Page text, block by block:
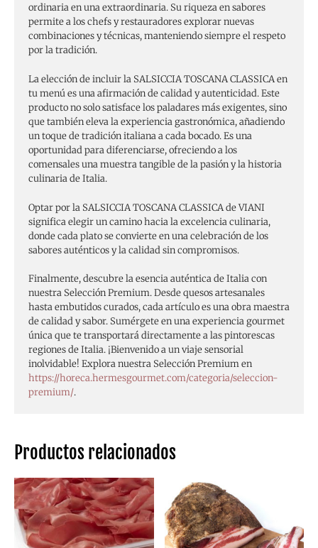
Productos relacionados
ordinaria en una extraordinaria. Su riqueza en sabores
permite a los chefs y restauradores explorar nuevas
combinaciones y técnicas, manteniendo siempre el respeto
por la tradición.
La elección de incluir la SALSICCIA TOSCANA CLASSICA en
tu menú es una afirmación de calidad y autenticidad. Este
producto no solo satisface los paladares más exigentes, sino
que también eleva la experiencia gastronómica, añadiendo
un toque de tradición italiana a cada bocado. Es una
oportunidad para diferenciarse, ofreciendo a los
comensales una muestra tangible de la pasión y la historia
culinaria de Italia.
Optar por la SALSICCIA TOSCANA CLASSICA de VIANI
significa elegir un camino hacia la excelencia culinaria,
donde cada plato se convierte en una celebración de los
sabores auténticos y la calidad sin compromisos.
Finalmente, descubre la esencia auténtica de Italia con
nuestra Selección Premium. Desde quesos artesanales
hasta embutidos curados, cada artículo es una obra maestra
de calidad y sabor. Sumérgete en una experiencia gourmet
única que te transportará directamente a las pintorescas
regiones de Italia. ¡Bienvenido a un viaje sensorial
inolvidable! Explora nuestra Selección Premium en
https://horeca.hermesgourmet.com/categoria/seleccion-
premium/.